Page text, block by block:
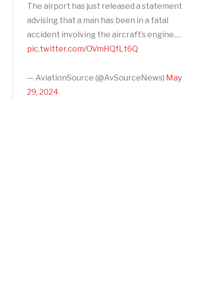
The airport has just released a statement
advising that a man has been in a fatal
accident involving the aircraft’s engine.…
pic.twitter.com/OVmHQfLt6Q
— AviationSource (@AvSourceNews) May
29, 2024